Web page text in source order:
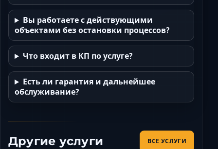
Вы работаете с действующими
объектами без остановки процессов?
Что входит в КП по услуге?
Есть ли гарантия и дальнейшее
обслуживание?
Другие услуги ВСЕ УСЛУГИ